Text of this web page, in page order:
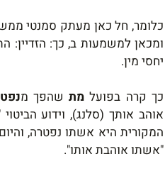
כלומר, חל כאן מעתק סמנטי
ומכאן למשמעות ב, כך: הזדיין:
יחסי מין.
כך קרה בפועל מתשהפך מ
אוהב אותך (סלנג), וידוע
המקורית היא אשתו נפטרה,
"אשתו אוהבת אותו".